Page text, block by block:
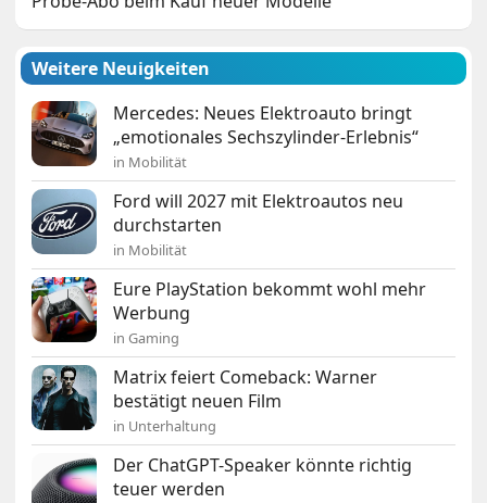
Weitere Neuigkeiten
Mercedes: Neues Elektroauto bringt
„emotionales Sechszylinder-Erlebnis“
in Mobilität
Ford will 2027 mit Elektroautos neu
durchstarten
in Mobilität
Eure PlayStation bekommt wohl mehr
Werbung
in Gaming
Matrix feiert Comeback: Warner
bestätigt neuen Film
in Unterhaltung
Der ChatGPT-Speaker könnte richtig
teuer werden